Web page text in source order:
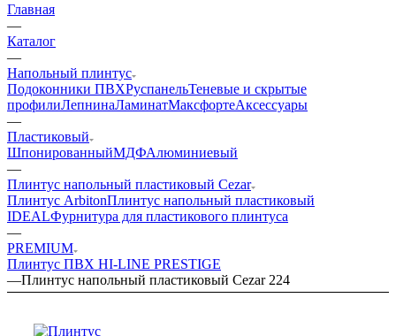
Главная
—
Каталог
—
Напольный плинтус
Подоконники ПВХРуспанельТеневые и скрытые
профилиЛепнинаЛаминатМаксфортеАксессуары
—
Пластиковый
ШпонированныйМДФАлюминиевый
—
Плинтус напольный пластиковый Cezar
Плинтус ArbitonПлинтус напольный пластиковый
IDEALФурнитура для пластикового плинтуса
—
PREMIUM
Плинтус ПВХ HI-LINE PRESTIGE
—Плинтус напольный пластиковый Cezar 224